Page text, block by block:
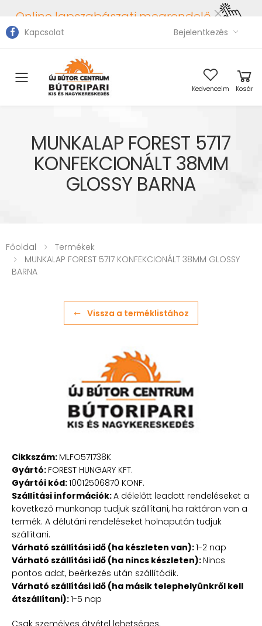
Online lapszabászati megrendelő
Kapcsolat Bejelentkezés
Toggle mobile menu Kedvenceim Kosár
MUNKALAP FOREST 5717
KONFEKCIONÁLT 38MM
GLOSSY BARNA
Főoldal
Termékek
MUNKALAP FOREST 5717 KONFEKCIONÁLT 38MM GLOSSY
BARNA
Vissza a terméklistához
Cikkszám: MLFO571738K
Gyártó: FOREST HUNGARY KFT.
Gyártói kód:10012506870 KONF.
Szállítási információk:A délelőtt leadott rendeléseket a
következő munkanap tudjuk szállítani, ha raktáron van a
termék. A délutáni rendeléseket holnapután tudjuk
szállítani.
Várható szállítási idő (ha készleten van):1-2 nap
Várható szállítási idő (ha nincs készleten): Nincs
pontos adat, beérkezés után szállítódik.
Várható szállítási idő (ha másik telephelyünkről kell
átszállítani):1-5 nap